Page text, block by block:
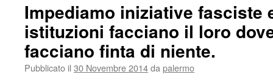
Impediamo iniziative fasciste
istituzioni facciano il loro
facciano finta di niente.
Pubblicato il 30 Novembre 2014da palermo